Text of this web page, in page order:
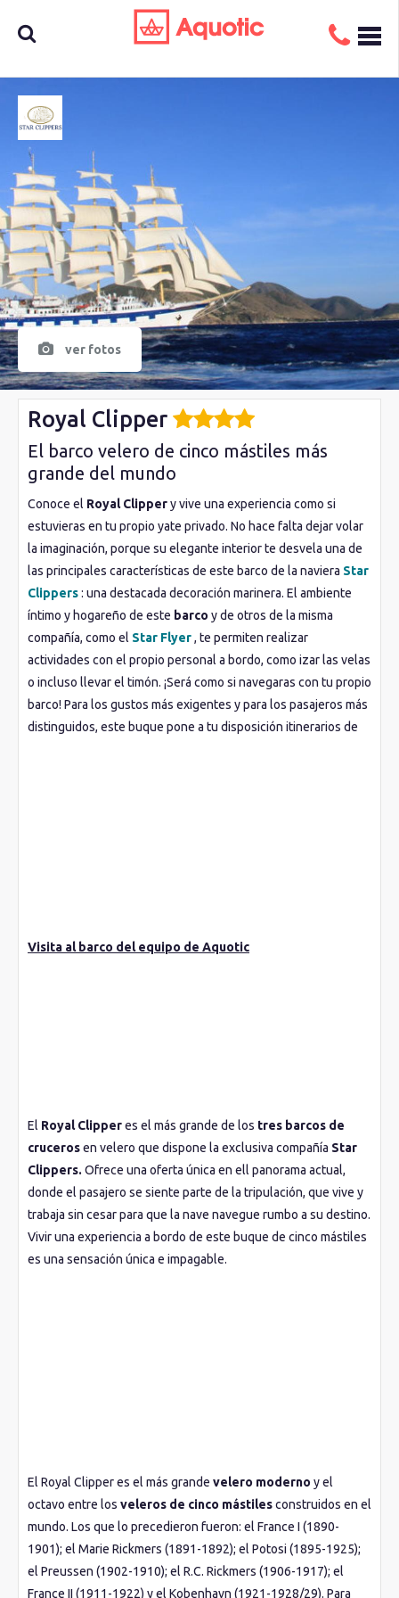
Busca
aquí tu
crucero
ver fotos
Royal Clipper
El barco velero de cinco mástiles más
grande del mundo
Conoce el Royal Clippery vive una experiencia como si
estuvieras en tu propio yate privado. No hace falta dejar volar
la imaginación, porque su elegante interior te desvela una de
las principales características de este barco de la naviera Star
Clippers: una destacada decoración marinera. El ambiente
íntimo y hogareño de este barco y de otros de la misma
compañía, como el Star Flyer, te permiten realizar
actividades con el propio personal a bordo, como izar las velas
o incluso llevar el timón. ¡Será como si navegaras con tu propio
barco! Para los gustos más exigentes y para los pasajeros más
distinguidos, este buque pone a tu disposición itinerarios de
Visita al barco del equipo de Aquotic
El Royal Clipperes el más grande de los tres barcos de
crucerosen velero que dispone la exclusiva compañía Star
Clippers. Ofrece una oferta única en ell panorama actual,
donde el pasajero se siente parte de la tripulación, que vive y
trabaja sin cesar para que la nave navegue rumbo a su destino.
Vivir una experiencia a bordo de este buque de cinco mástiles
es una sensación única e impagable.
El Royal Clipper es el más grande velero moderno y el
octavo entre los veleros de cinco mástilesconstruidos en el
mundo. Los que lo precedieron fueron: el France I (1890-
1901); el Marie Rickmers (1891-1892); el Potosi (1895-1925);
el Preussen (1902-1910); el R.C. Rickmers (1906-1917); el
France II (1911-1922) y el Kobenhavn (1921-1928/29). Para